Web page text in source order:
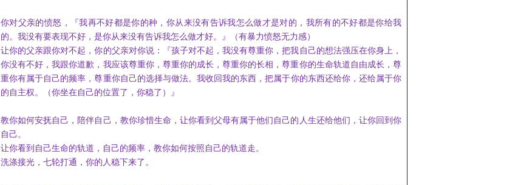
你对父亲的愤怒， 『我再不好都是你的种， 你从来没有告诉我怎么做才是对的，我所有的不好都是你给我
的。 我没有要表现不好，是你从来没有告诉我怎么做才好。
』（有暴力愤怒无力感）
让你的父亲跟你对不起，你的父亲对你说：『孩子对不起，我没有尊重你，把我自己的想法强压在你身上，
你没有不好，我跟你道歉，我应该尊重你，尊重你的成长，尊重你的长相，尊重你的生命轨道 自由成长 ，尊
重你有属于自己的频率，尊重你自己的选择与做法。我收回我的东西，把属于你的东西还给你，还给属于你
的自主权。
（你坐在自己的位置了，你稳了）』
教你如何安抚自己，陪伴自己， 教你珍惜生命， 让你看到父母有属于他们自己的 人生还给他们，让你回到你
自己。
让你看到自己生命的轨道，自己的频率，教你如何按照自己的轨道走。
洗涤接光，七轮打通， 你的人稳下来了。